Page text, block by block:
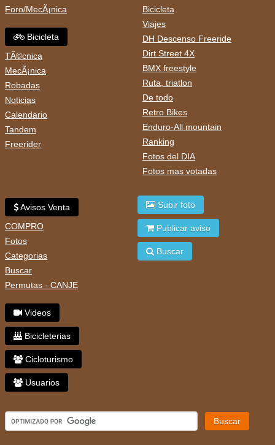
Foro/MecÃ¡nica
Bicicleta
TÃ©cnica
MecÃ¡nica
Robadas
Noticias
Calendario
Tandem
Freerider
Bicicleta
Viajes
DH Descenso Freeride
Dirt Street 4X
BMX freestyle
Ruta, triatlon
De todo
Retro Bikes
Enduro-All mountain
Ranking
Fotos del DIA
Fotos mas votadas
Avisos Venta
COMPRO
Fotos
Categorias
Buscar
Permutas - CANJE
Videos
Bicicleterias
Cicloturismo
Usuarios
Subir foto
Publicar aviso
Buscar
Buscar